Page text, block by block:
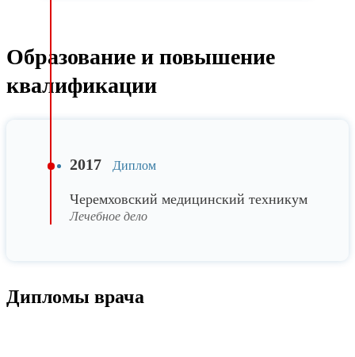
Образование и повышение
квалификации
2017 Диплом
Черемховский медицинский техникум
Лечебное дело
Дипломы врача